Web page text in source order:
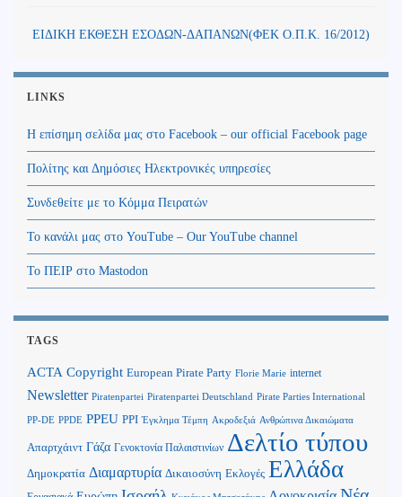
ΕΙΔΙΚΗ ΕΚΘΕΣΗ ΕΣΟΔΩΝ-ΔΑΠΑΝΩΝ(ΦΕΚ Ο.Π.Κ. 16/2012)
LINKS
Η επίσημη σελίδα μας στο Facebook – our official Facebook page
Πολίτης και Δημόσιες Ηλεκτρονικές υπηρεσίες
Συνδεθείτε με το Κόμμα Πειρατών
Το κανάλι μας στο YouTube – Our YouTube channel
Το ΠΕΙΡ στο Mastodon
TAGS
ACTA Copyright European Pirate Party Florie Marie internet
Newsletter Piratenpartei Piratenpartei Deutschland Pirate Parties International
PP-DE PPDE PPEU PPI Έγκλημα Τέμπη Ακροδεξιά Ανθρώπινα Δικαιώματα
Απαρτχάιντ Γάζα Γενοκτονία Παλαιστινίων Δελτίο τύπου
Δημοκρατία Διαμαρτυρία Δικαιοσύνη Εκλογές Ελλάδα